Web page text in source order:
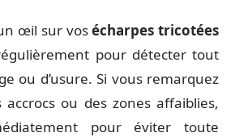
œil sur vosécharpes tricotées
pour détecter tout
ou d’usure. Si vous remarquez
ou des zones affaiblies,
pour éviter toute